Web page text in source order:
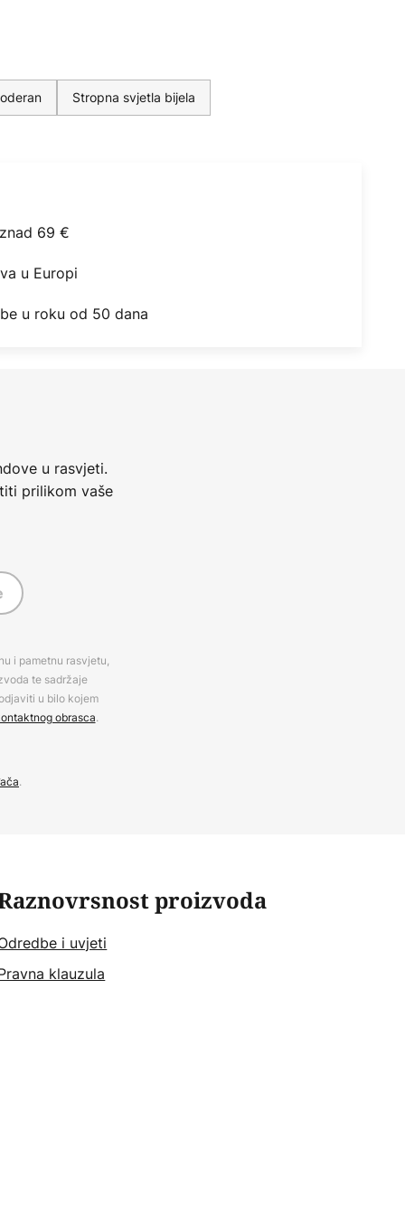
Stropna svjetla bijela
69 €
u Europi
u roku od 50 dana
u rasvjeti.
prilikom vaše
i pametnu rasvjetu,
te sadržaje
u bilo kojem
obrasca.
.
proizvoda
i uvjeti
klauzula